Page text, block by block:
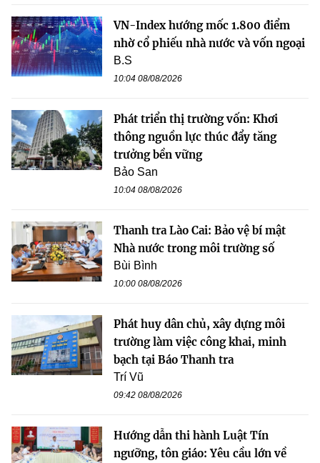
VN-Index hướng mốc 1.800 điểm
nhờ cổ phiếu nhà nước và vốn ngoại
B.S
10:04 08/08/2026
Phát triển thị trường vốn: Khơi
thông nguồn lực thúc đẩy tăng
trưởng bền vững
Bảo San
10:04 08/08/2026
Thanh tra Lào Cai: Bảo vệ bí mật
Nhà nước trong môi trường số
Bùi Bình
10:00 08/08/2026
Phát huy dân chủ, xây dựng môi
trường làm việc công khai, minh
bạch tại Báo Thanh tra
Trí Vũ
09:42 08/08/2026
Hướng dẫn thi hành Luật Tín
ngưỡng, tôn giáo: Yêu cầu lớn về